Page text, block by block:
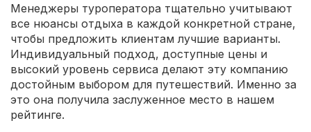
Менеджеры туроператора тщательно учитывают
все нюансы отдыха в каждой конкретной стране,
чтобы предложить клиентам лучшие варианты.
Индивидуальный подход, доступные цены и
высокий уровень сервиса делают эту компанию
достойным выбором для путешествий. Именно за
это она получила заслуженное место в нашем
рейтинге.